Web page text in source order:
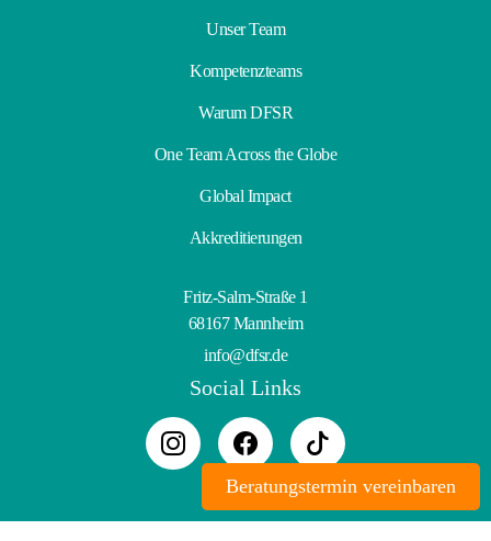
Unser Team
Kompetenzteams
Warum DFSR
One Team Across the Globe
Global Impact
Akkreditierungen
Fritz-Salm-Straße 1
68167 Mannheim
info@dfsr.de
Social Links
Beratungstermin vereinbaren